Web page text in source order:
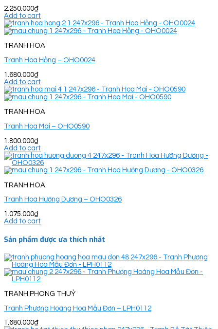
2.250.000₫
Add to cart
TRANH HOA
Tranh Hoa Hồng – OHO0024
1.680.000₫
Add to cart
TRANH HOA
Tranh Hoa Mai – OHO0590
1.800.000₫
Add to cart
TRANH HOA
Tranh Hoa Hướng Dương – OHO0326
1.075.000₫
Add to cart
Sản phẩm được ưa thích nhất
TRANH PHONG THUỶ
Tranh Phượng Hoàng Hoa Mẫu Đơn – LPH0112
1.680.000₫